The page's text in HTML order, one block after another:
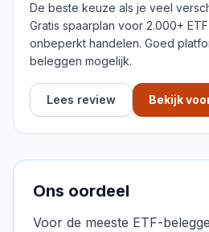
De beste keuze als je veel
Gratis spaarplan voor 2.000+
onbeperkt handelen. Goed
beleggen mogelijk.
Lees review Bekijk
Ons oordeel
Voor de meeste ETF-